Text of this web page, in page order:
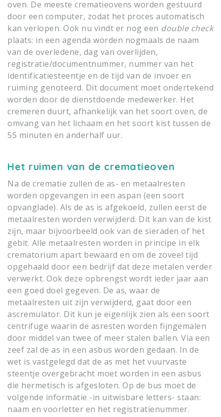
oven. De meeste crematieovens worden gestuurd
door een computer, zodat het proces automatisch
kan verlopen. Ook nu vindt er nog een double check
plaats: in een agenda worden nogmaals de naam
van de overledene, dag van overlijden,
registratie/documentnummer, nummer van het
identificatiesteentje en de tijd van de invoer en
ruiming genoteerd. Dit document moet ondertekend
worden door de dienstdoende medewerker. Het
cremeren duurt, afhankelijk van het soort oven, de
omvang van het lichaam en het soort kist tussen de
55 minuten en anderhalf uur.
Het ruimen van de crematieoven
Na de crematie zullen de as- en metaalresten
worden opgevangen in een aspan (een soort
opvanglade). Als de as is afgekoeld, zullen eerst de
metaalresten worden verwijderd. Dit kan van de kist
zijn, maar bijvoorbeeld ook van de sieraden of het
gebit. Alle metaalresten worden in principe in elk
crematorium apart bewaard en om de zoveel tijd
opgehaald door een bedrijf dat deze metalen verder
verwerkt. Ook deze opbrengst wordt ieder jaar aan
een goed doel gegeven. De as, waar de
metaalresten uit zijn verwijderd, gaat door een
ascremulator. Dit kun je eigenlijk zien als een soort
centrifuge waarin de asresten worden fijngemalen
door middel van twee of meer stalen ballen. Via een
zeef zal de as in een asbus worden gedaan. In de
wet is vastgelegd dat de as met het vuurvaste
steentje overgebracht moet worden in een asbus
die hermetisch is afgesloten. Op de bus moet de
volgende informatie -in uitwisbare letters- staan:
naam en voorletter en het registratienummer.